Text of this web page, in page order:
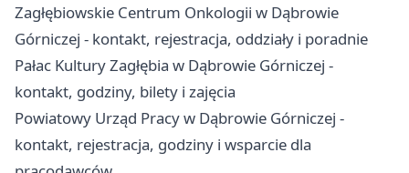
Zagłębiowskie Centrum Onkologii w Dąbrowie
Górniczej - kontakt, rejestracja, oddziały i poradnie
Pałac Kultury Zagłębia w Dąbrowie Górniczej -
kontakt, godziny, bilety i zajęcia
Powiatowy Urząd Pracy w Dąbrowie Górniczej -
kontakt, rejestracja, godziny i wsparcie dla